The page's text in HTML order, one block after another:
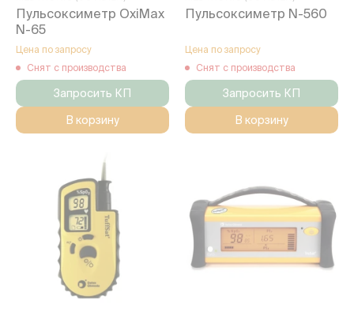
Пульсоксиметр OxiMax
N-65
Цена по запросу
Снят с производства
Запросить КП
В корзину
Пульсоксиметр N-560
Цена по запросу
Снят с производства
Запросить КП
В корзину